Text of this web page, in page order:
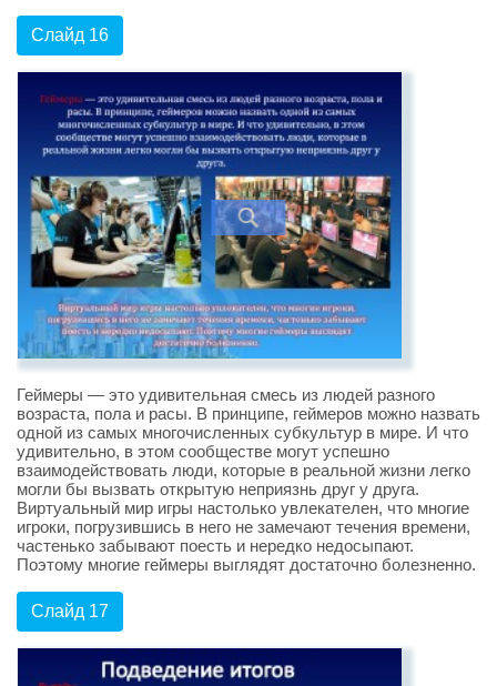
Слайд 16
Геймеры — это удивительная смесь из людей разного
возраста, пола и расы. В принципе, геймеров можно назвать
одной из самых многочисленных субкультур в мире. И что
удивительно, в этом сообществе могут успешно
взаимодействовать люди, которые в реальной жизни легко
могли бы вызвать открытую неприязнь друг у друга.
Виртуальный мир игры настолько увлекателен, что многие
игроки, погрузившись в него не замечают течения времени,
частенько забывают поесть и нередко недосыпают.
Поэтому многие геймеры выглядят достаточно болезненно.
Слайд 17